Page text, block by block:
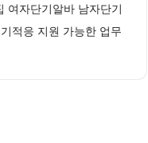
여자단기알바 남자단기
적응 지원 가능한 업무